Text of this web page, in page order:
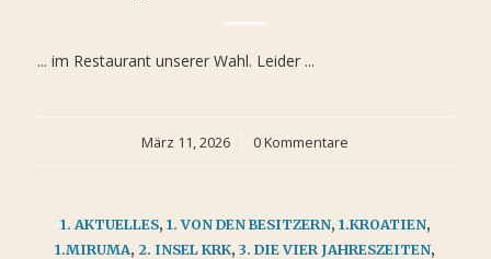
... im Restaurant unserer Wahl. Leider ...
März 11, 2026
/ 0 Kommentare
1. AKTUELLES, 1. VON DEN BESITZERN, 1.KROATIEN,
1.MIRUMA,2. INSEL KRK,3. DIE VIER JAHRESZEITEN,